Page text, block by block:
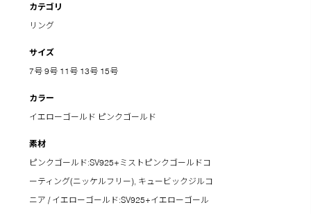
カテゴリ
リング
サイズ
7号 9号 11号 13号 15号
カラー
イエローゴールド ピンクゴールド
素材
ピンクゴールド:SV925+ミストピンクゴールドコ
ーティング(ニッケルフリー), キュービックジルコ
ニア / イエローゴールド:SV925+イエローゴール